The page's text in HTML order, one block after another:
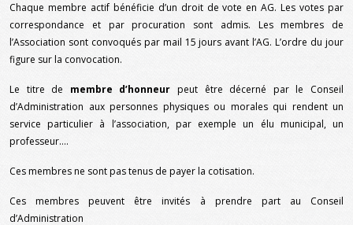
Chaque membre actif bénéficie d’un droit de vote en AG. Les votes par
correspondance et par procuration sont admis. Les membres de
l’Association sont convoqués par mail 15 jours avant l’AG. L’ordre du jour
figure sur la convocation.
Le titre de membre d’honneur peut être décerné par le Conseil
d’Administration aux personnes physiques ou morales qui rendent un
service particulier à l’association, par exemple un élu municipal, un
professeur….
Ces membres ne sont pas tenus de payer la cotisation.
Ces membres peuvent être invités à prendre part au Conseil
d’Administration